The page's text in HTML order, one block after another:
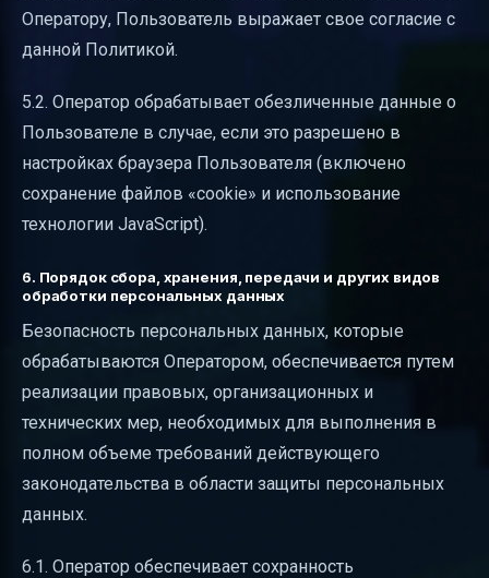
Оператору, Пользователь выражает свое согласие с
данной Политикой.
5.2. Оператор обрабатывает обезличенные данные о
Пользователе в случае, если это разрешено в
настройках браузера Пользователя (включено
сохранение файлов «cookie» и использование
технологии JavaScript).
6. Порядок сбора, хранения, передачи и других видов
обработки персональных данных
Безопасность персональных данных, которые
обрабатываются Оператором, обеспечивается путем
реализации правовых, организационных и
технических мер, необходимых для выполнения в
полном объеме требований действующего
законодательства в области защиты персональных
данных.
6.1. Оператор обеспечивает сохранность